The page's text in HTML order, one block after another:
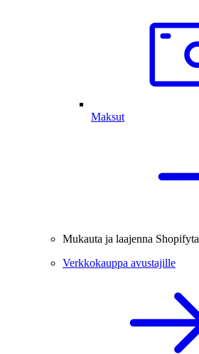
Maksut
Mukauta ja laajenna Shopifyta
Verkkokauppa avustajille